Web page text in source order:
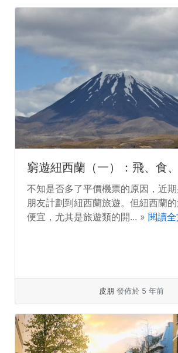
窮遊紐西蘭（一）：飛、食
不知是否多了平價機票的原因，近
朋友計劃到紐西蘭旅遊。但紐西蘭
便宜，尤其是旅遊類的開... » 閱讀全
皮朋 發佈於 5 年前